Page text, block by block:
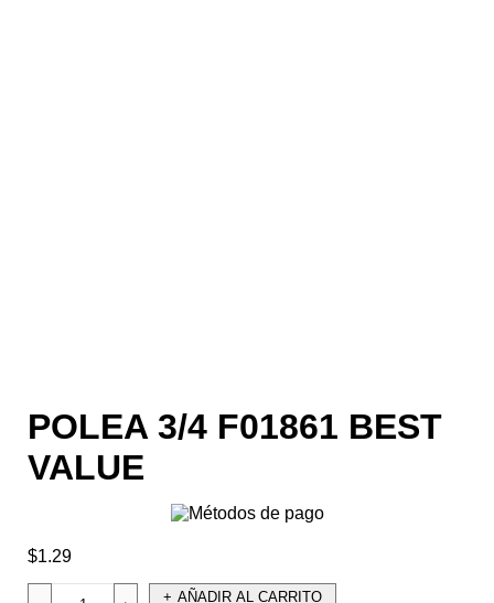
POLEA 3/4 F01861 BEST
VALUE
$1.29
AÑADIR AL CARRITO